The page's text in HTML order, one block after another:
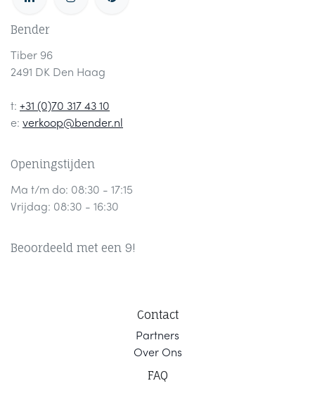
Bender
Tiber 96
2491 DK Den Haag
t: +31 (0)70 317 43 10
e: verkoop@bender.nl
Openingstijden
Ma t/m do: 08:30 - 17:15
Vrijdag: 08:30 - 16:30
Beoordeeld met een 9!
Contact
Partners
Over Ons
FAQ